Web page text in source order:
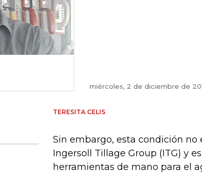
miércoles, 2 de diciembre de
TERESITA CELIS
Sin embargo, esta condición no
Ingersoll Tillage Group (ITG) y
herramientas de mano para el